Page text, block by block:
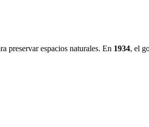
preservar espacios naturales. En 1934, el